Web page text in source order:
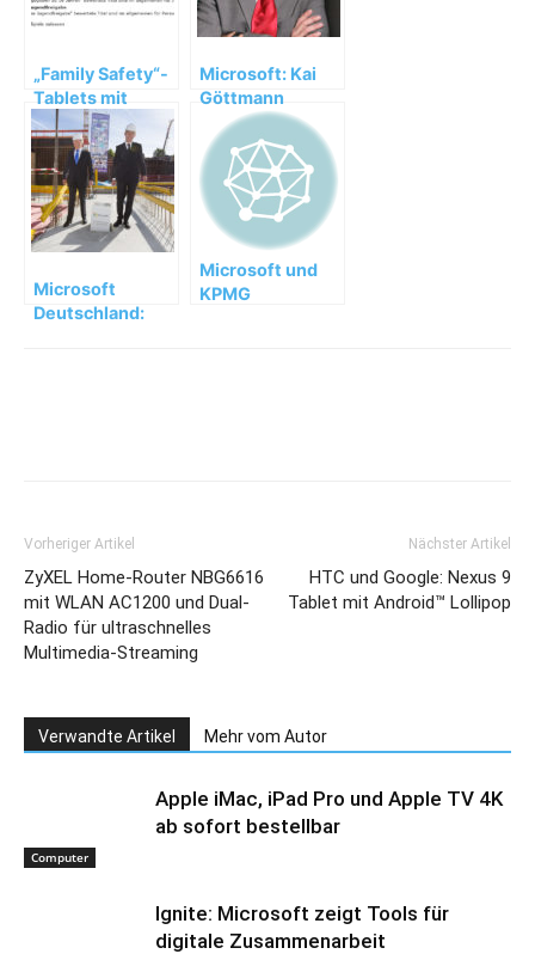
„Family Safety“-
Tablets mit
Windows 8.1 und
einfachem
Kinderschutz
Microsoft: Kai
Göttmann
übernimmt
Partnervertrieb
in Deutschland
Microsoft
Deutschland:
Microsoft und
KPMG
Vorheriger Artikel
ZyXEL Home-Router NBG6616
mit WLAN AC1200 und Dual-
Radio für ultraschnelles
Multimedia-Streaming
Nächster Artikel
HTC und Google: Nexus 9
Tablet mit Android™ Lollipop
Verwandte Artikel Mehr vom Autor
Computer
Apple iMac, iPad Pro und Apple TV 4K
ab sofort bestellbar
Ignite: Microsoft zeigt Tools für
digitale Zusammenarbeit